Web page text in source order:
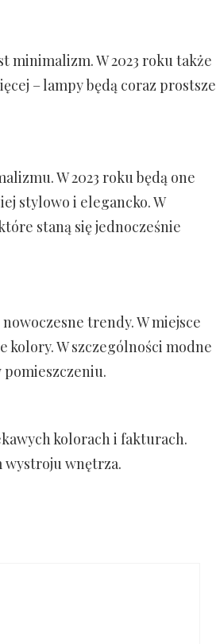
minimalizm. W 2023 roku także
– lampy będą coraz prostsze
W 2023 roku będą one
stylowo i elegancko. W
staną się jednocześnie
trendy. W miejsce
kolory. W szczególności modne
pomieszczeniu.
kolorach i fakturach.
wystroju wnętrza.